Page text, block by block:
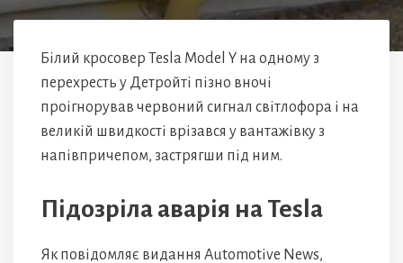
Білий кросовер Tesla Model Y на одному з
перехресть у Детройті пізно вночі
проігнорував червоний сигнал світлофора і на
великій швидкості врізався у вантажівку з
напівпричепом, застрягши під ним.
Підозріла аварія на Tesla
Як повідомляє видання Automotive News,